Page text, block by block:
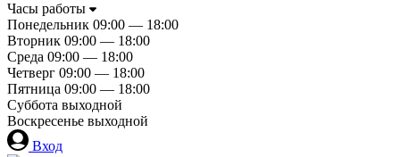
Часы работы
Понедельник 09:00 — 18:00
Вторник 09:00 — 18:00
Среда 09:00 — 18:00
Четверг 09:00 — 18:00
Пятница 09:00 — 18:00
Суббота выходной
Воскресенье выходной
Вход